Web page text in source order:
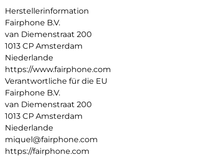
Herstellerinformation
Fairphone B.V.
van Diemenstraat 200
1013 CP Amsterdam
Niederlande
https://www.fairphone.com
Verantwortliche für die EU
Fairphone B.V.
van Diemenstraat 200
1013 CP Amsterdam
Niederlande
miquel@fairphone.com
https://fairphone.com